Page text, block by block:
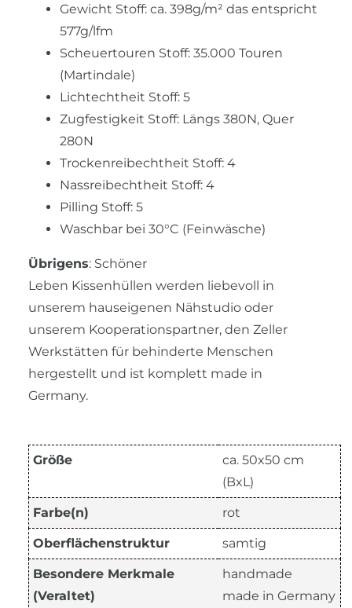
Gewicht Stoff: ca. 398g/m² das entspricht
577g/lfm
Scheuertouren Stoff: 35.000 Touren
(Martindale)
Lichtechtheit Stoff: 5
Zugfestigkeit Stoff: Längs 380N, Quer
280N
Trockenreibechtheit Stoff: 4
Nassreibechtheit Stoff: 4
Pilling Stoff: 5
Waschbar bei 30°C (Feinwäsche)
Übrigens: Schöner
Leben Kissenhüllen werden liebevoll in
unserem hauseigenen Nähstudio oder
unserem Kooperationspartner, den Zeller
Werkstätten für behinderte Menschen
hergestellt und ist komplett made in
Germany.
Größe
ca. 50x50 cm
(BxL)
Farbe(n) rot
Oberflächenstruktur samtig
Besondere Merkmale
(Veraltet)
handmade
made in Germany